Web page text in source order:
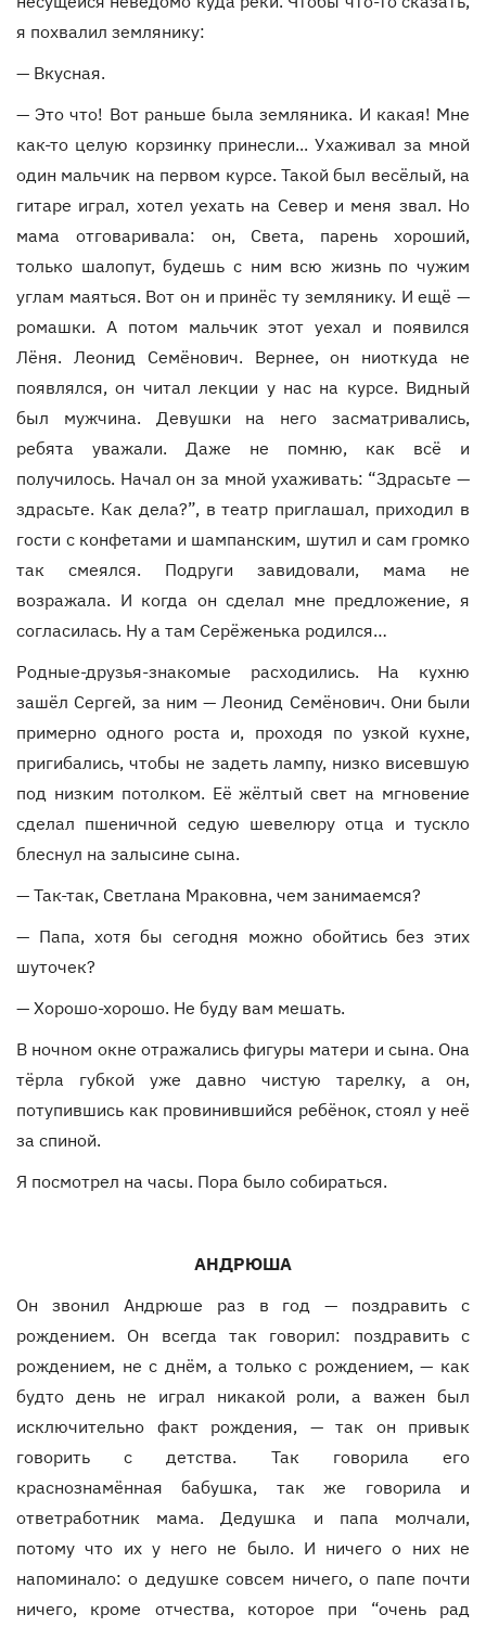
я похвалил землянику:
— Вкусная.
— Это что! Вот раньше была земляника. И какая! Мне
как-то целую корзинку принесли... Ухаживал за мной
один мальчик на первом курсе. Такой был весёлый, на
гитаре играл, хотел уехать на Север и меня звал. Но
мама отговаривала: он, Света, парень хороший,
только шалопут, будешь с ним всю жизнь по чужим
углам маяться. Вот он и принёс ту землянику. И ещё —
ромашки. А потом мальчик этот уехал и появился
Лёня. Леонид Семёнович. Вернее, он ниоткуда не
появлялся, он читал лекции у нас на курсе. Видный
был мужчина. Девушки на него засматривались,
ребята уважали. Даже не помню, как всё и
получилось. Начал он за мной ухаживать: “Здрасьте —
здрасьте. Как дела?”, в театр приглашал, приходил в
гости с конфетами и шампанским, шутил и сам громко
так смеялся. Подруги завидовали, мама не
возражала. И когда он сделал мне предложение, я
согласилась. Ну а там Серёженька родился…
Родные-друзья-знакомые расходились. На кухню
зашёл Сергей, за ним — Леонид Семёнович. Они были
примерно одного роста и, проходя по узкой кухне,
пригибались, чтобы не задеть лампу, низко висевшую
под низким потолком. Её жёлтый свет на мгновение
сделал пшеничной седую шевелюру отца и тускло
блеснул на залысине сына.
— Так-так, Светлана Мраковна, чем занимаемся?
— Папа, хотя бы сегодня можно обойтись без этих
шуточек?
— Хорошо-хорошо. Не буду вам мешать.
В ночном окне отражались фигуры матери и сына. Она
тёрла губкой уже давно чистую тарелку, а он,
потупившись как провинившийся ребёнок, стоял у неё
за спиной.
Я посмотрел на часы. Пора было собираться.
АНДРЮША
Он звонил Андрюше раз в год — поздравить с
рождением. Он всегда так говорил: поздравить с
рождением, не с днём, а только с рождением, — как
будто день не играл никакой роли, а важен был
исключительно факт рождения, — так он привык
говорить с детства. Так говорила его
краснознамённая бабушка, так же говорила и
ответработник мама. Дедушка и папа молчали,
потому что их у него не было. И ничего о них не
напоминало: о дедушке совсем ничего, о папе почти
ничего, кроме отчества, которое при “очень рад